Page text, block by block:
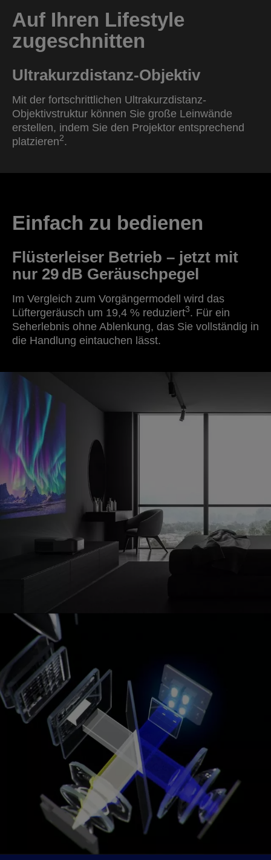
Auf Ihren Lifestyle
zugeschnitten
Ultrakurzdistanz-Objektiv
Mit der fortschrittlichen Ultrakurzdistanz-
Objektivstruktur können Sie große Leinwände
erstellen, indem Sie den Projektor entsprechend
platzieren2.
Einfach zu bedienen
Flüsterleiser Betrieb – jetzt mit
nur 29 dB Geräuschpegel
Im Vergleich zum Vorgängermodell wird das
Lüftergeräusch um 19,4 % reduziert3. Für ein
Seherlebnis ohne Ablenkung, das Sie vollständig in
die Handlung eintauchen lässt.